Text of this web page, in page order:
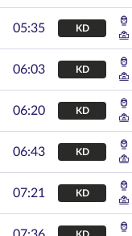
05:35 KD
06:03 KD
06:20 KD
06:43 KD
07:21 KD
KD